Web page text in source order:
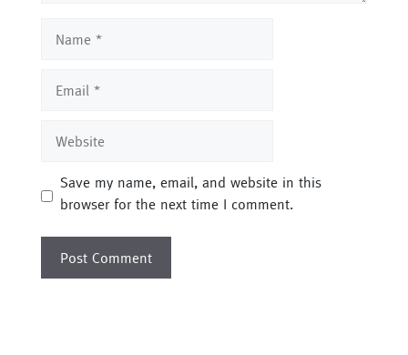
Save my name, email, and website in this
browser for the next time I comment.